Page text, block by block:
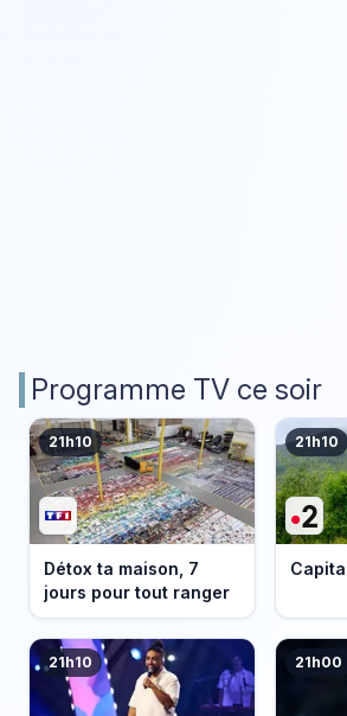
Programme TV ce soir
21h10
Détox ta maison, 7
jours pour tout ranger
21h10
21h10 21h00